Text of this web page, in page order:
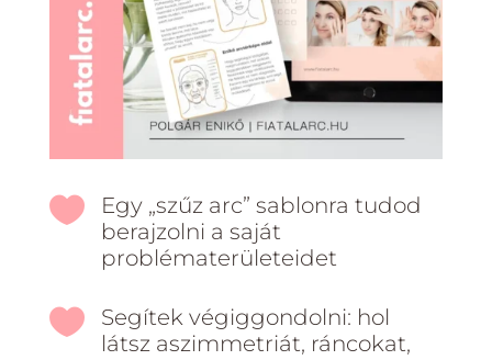

Egy „szűz arc” sablonra tudod
berajzolni a saját
problématerületeidet

Segítek végiggondolni: hol
látsz aszimmetriát, ráncokat,